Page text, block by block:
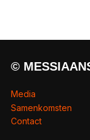
©
Media
Samenkomsten
Contact